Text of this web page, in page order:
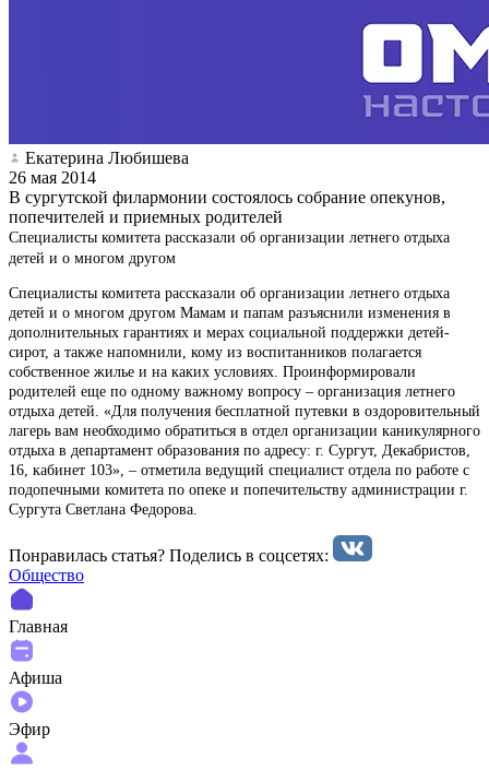
Екатерина Любишева
26 мая 2014
В сургутской филармонии состоялось собрание опекунов,
попечителей и приемных родителей
Специалисты комитета рассказали об организации летнего отдыха
детей и о многом другом
Специалисты комитета рассказали об организации летнего отдыха
детей и о многом другом Мамам и папам разъяснили изменения в
дополнительных гарантиях и мерах социальной поддержки детей-
сирот, а также напомнили, кому из воспитанников полагается
собственное жилье и на каких условиях. Проинформировали
родителей еще по одному важному вопросу – организация летнего
отдыха детей. «Для получения бесплатной путевки в оздоровительный
лагерь вам необходимо обратиться в отдел организации каникулярного
отдыха в департамент образования по адресу: г. Сургут, Декабристов,
16, кабинет 103», – отметила ведущий специалист отдела по работе с
подопечными комитета по опеке и попечительству администрации г.
Сургута Светлана Федорова.
Понравилась статья? Поделиcь в соцсетях:
Общество
Главная
Афиша
Эфир